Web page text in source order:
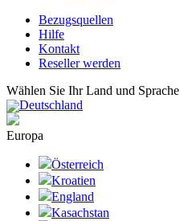
Bezugsquellen
Hilfe
Kontakt
Reseller werden
Wählen Sie Ihr Land und Sprache
Deutschland
Europa
Österreich
Kroatien
England
Kasachstan